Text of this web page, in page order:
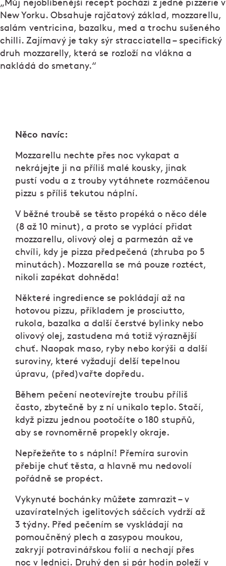
„Můj nejoblíbenější recept pochází z jedné pizzerie v
New Yorku. Obsahuje rajčatový základ, mozzarellu,
salám ventricina, bazalku, med a trochu sušeného
chilli. Zajímavý je taky sýr stracciatella – specifický
druh mozzarelly, která se rozloží na vlákna a
nakládá do smetany.“
Něco navíc:
Mozzarellu nechte přes noc vykapat a
nekrájejte ji na příliš malé kousky, jinak
pustí vodu a z trouby vytáhnete rozmáčenou
pizzu s příliš tekutou náplní.
V běžné troubě se těsto propéká o něco déle
(8 až 10 minut), a proto se vyplácí přidat
mozzarellu, olivový olej a parmezán až ve
chvíli, kdy je pizza předpečená (zhruba po 5
minutách). Mozzarella se má pouze roztéct,
nikoli zapékat dohněda!
Některé ingredience se pokládají až na
hotovou pizzu, příkladem je prosciutto,
rukola, bazalka a další čerstvé bylinky nebo
olivový olej, zastudena má totiž výraznější
chuť. Naopak maso, ryby nebo korýši a další
suroviny, které vyžadují delší tepelnou
úpravu, (před)vařte dopředu.
Během pečení neotevírejte troubu příliš
často, zbytečně by z ní unikalo teplo. Stačí,
když pizzu jednou pootočíte o 180 stupňů,
aby se rovnoměrně propekly okraje.
Nepřežeňte to s náplní! Přemíra surovin
přebije chuť těsta, a hlavně mu nedovolí
pořádně se propéct.
Vykynuté bochánky můžete zamrazit – v
uzavíratelných igelitových sáčcích vydrží až
3 týdny. Před pečením se vyskládají na
pomoučněný plech a zasypou moukou,
zakryjí potravinářskou folií a nechají přes
noc v lednici. Druhý den si pár hodin poleží v